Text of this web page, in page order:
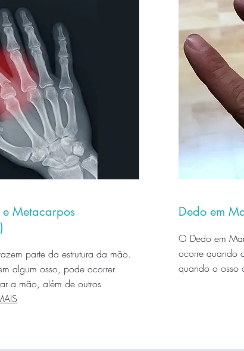
Metacarpos
parte da estrutura da mão.
algum osso, pode ocorrer
a mão, além de outros
Dedo em
O Dedo em
ocorre quando
quando o osso